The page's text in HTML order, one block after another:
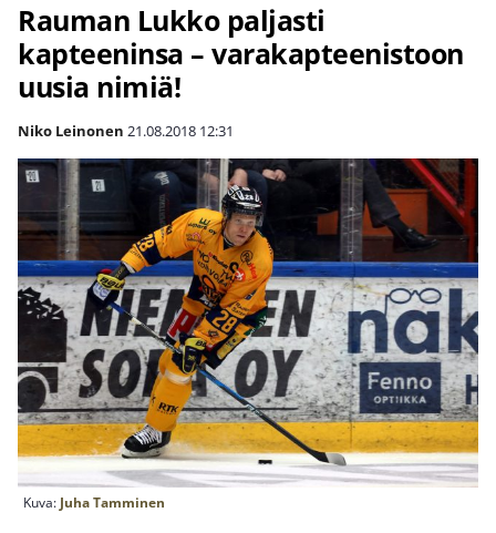
Rauman Lukko paljasti
kapteeninsa – varakapteenistoon
uusia nimiä!
Niko Leinonen 21.08.2018 12:31
Kuva: Juha Tamminen